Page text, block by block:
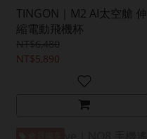
TINGON｜M2 AI太空艙 伸
縮電動飛機杯
NT$5,890